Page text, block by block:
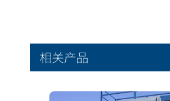
相关产品